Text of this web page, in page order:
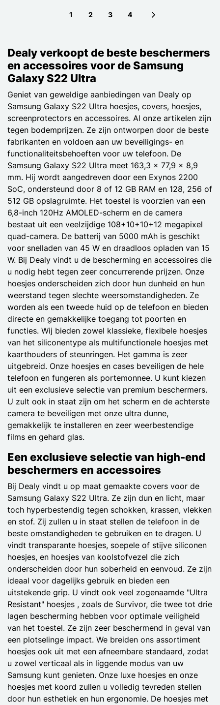
1 2 3 4
Dealy verkoopt de beste beschermers
en accessoires voor de Samsung
Galaxy S22 Ultra
Geniet van geweldige aanbiedingen van Dealy op
Samsung Galaxy S22 Ultra hoesjes, covers, hoesjes,
screenprotectors en accessoires. Al onze artikelen zijn
tegen bodemprijzen. Ze zijn ontworpen door de beste
fabrikanten en voldoen aan uw beveiligings- en
functionaliteitsbehoeften voor uw telefoon. De
Samsung Galaxy S22 Ultra meet 163,3 x 77,9 x 8,9
mm. Hij wordt aangedreven door een Exynos 2200
SoC, ondersteund door 8 of 12 GB RAM en 128, 256 of
512 GB opslagruimte. Het toestel is voorzien van een
6,8-inch 120Hz AMOLED-scherm en de camera
bestaat uit een veelzijdige 108+10+10+12 megapixel
quad-camera. De batterij van 5000 mAh is geschikt
voor snelladen van 45 W en draadloos opladen van 15
W. Bij Dealy vindt u de bescherming en accessoires die
u nodig hebt tegen zeer concurrerende prijzen. Onze
hoesjes onderscheiden zich door hun dunheid en hun
weerstand tegen slechte weersomstandigheden. Ze
worden als een tweede huid op de telefoon en bieden
directe en gemakkelijke toegang tot poorten en
functies. Wij bieden zowel klassieke, flexibele hoesjes
van het siliconentype als multifunctionele hoesjes met
kaarthouders of steunringen. Het gamma is zeer
uitgebreid. Onze hoesjes en cases beveiligen de hele
telefoon en fungeren als portemonnee. U kunt kiezen
uit een exclusieve selectie van premium beschermers.
U zult ook in staat zijn om het scherm en de achterste
camera te beveiligen met onze ultra dunne,
gemakkelijk te installeren en zeer weerbestendige
films en gehard glas.
Een exclusieve selectie van high-end
beschermers en accessoires
Bij Dealy vindt u op maat gemaakte covers voor de
Samsung Galaxy S22 Ultra. Ze zijn dun en licht, maar
toch hyperbestendig tegen schokken, krassen, vlekken
en stof. Zij zullen u in staat stellen de telefoon in de
beste omstandigheden te gebruiken en te dragen. U
vindt transparante hoesjes, soepele of stijve siliconen
hoesjes, en hoesjes van koolstofvezel die zich
onderscheiden door hun soberheid en eenvoud. Ze zijn
ideaal voor dagelijks gebruik en bieden een
uitstekende grip. U vindt ook veel zogenaamde "Ultra
Resistant" hoesjes , zoals de Survivor, die twee tot drie
lagen bescherming hebben voor optimale veiligheid
van het toestel. Ze zijn zeer beschermend in geval van
een plotselinge impact. We breiden ons assortiment
hoesjes ook uit met een afneembare standaard, zodat
u zowel verticaal als in liggende modus van uw
Samsung kunt genieten. Onze luxe hoesjes en onze
hoesjes met koord zullen u volledig tevreden stellen
door hun esthetiek en hun ergonomie. De hoesjes met